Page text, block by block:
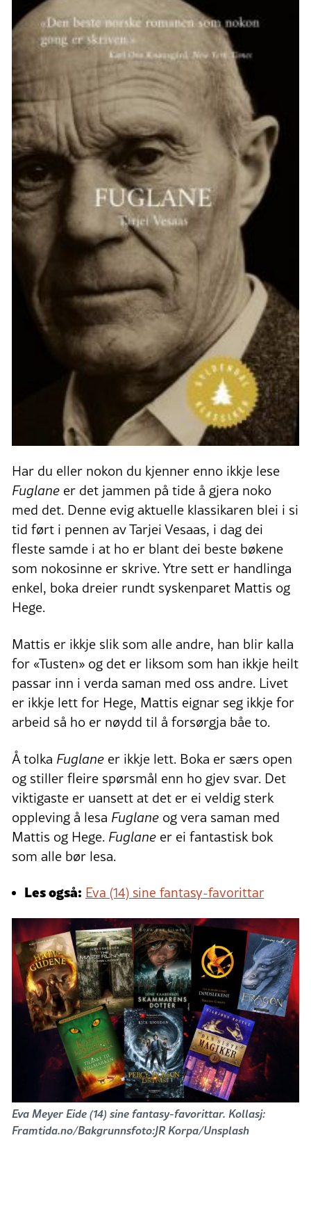
Har du eller nokon du kjenner enno ikkje lese
Fuglane er det jammen på tide å gjera noko
med det. Denne evig aktuelle klassikaren blei i si
tid ført i pennen av Tarjei Vesaas, i dag dei
fleste samde i at ho er blant dei beste bøkene
som nokosinne er skrive. Ytre sett er handlinga
enkel, boka dreier rundt syskenparet Mattis og
Hege.
Mattis er ikkje slik som alle andre, han blir kalla
for «Tusten» og det er liksom som han ikkje heilt
passar inn i verda saman med oss andre. Livet
er ikkje lett for Hege, Mattis eignar seg ikkje for
arbeid så ho er nøydd til å forsørgja båe to.
Å tolka Fuglane er ikkje lett. Boka er særs open
og stiller fleire spørsmål enn ho gjev svar. Det
viktigaste er uansett at det er ei veldig sterk
oppleving å lesa Fuglane og vera saman med
Mattis og Hege. Fuglane er ei fantastisk bok
som alle bør lesa.
Les også: Eva (14) sine fantasy-favorittar
Eva Meyer Eide (14) sine fantasy-favorittar. Kollasj:
Framtida.no/Bakgrunnsfoto:JR Korpa/Unsplash